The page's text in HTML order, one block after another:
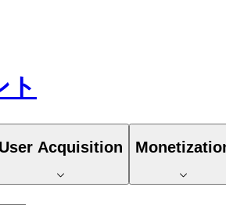
ト
User Acquisition